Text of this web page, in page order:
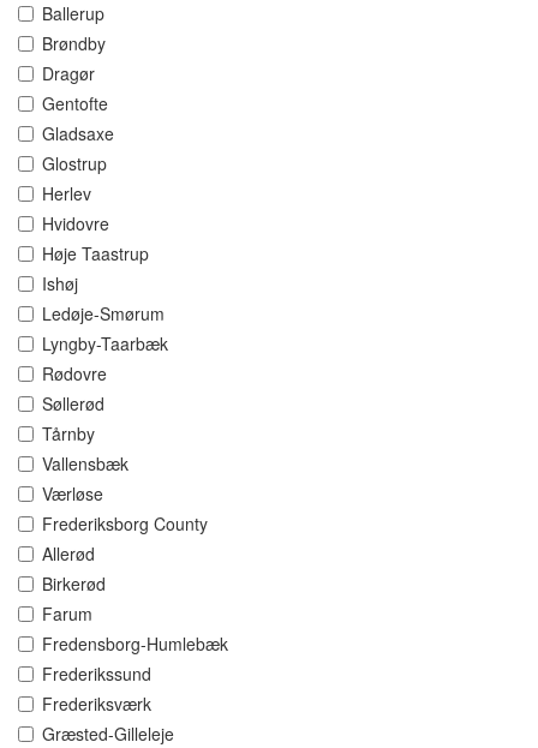
Ballerup
Brøndby
Dragør
Gentofte
Gladsaxe
Glostrup
Herlev
Hvidovre
Høje Taastrup
Ishøj
Ledøje-Smørum
Lyngby-Taarbæk
Rødovre
Søllerød
Tårnby
Vallensbæk
Værløse
Frederiksborg County
Allerød
Birkerød
Farum
Fredensborg-Humlebæk
Frederikssund
Frederiksværk
Græsted-Gilleleje